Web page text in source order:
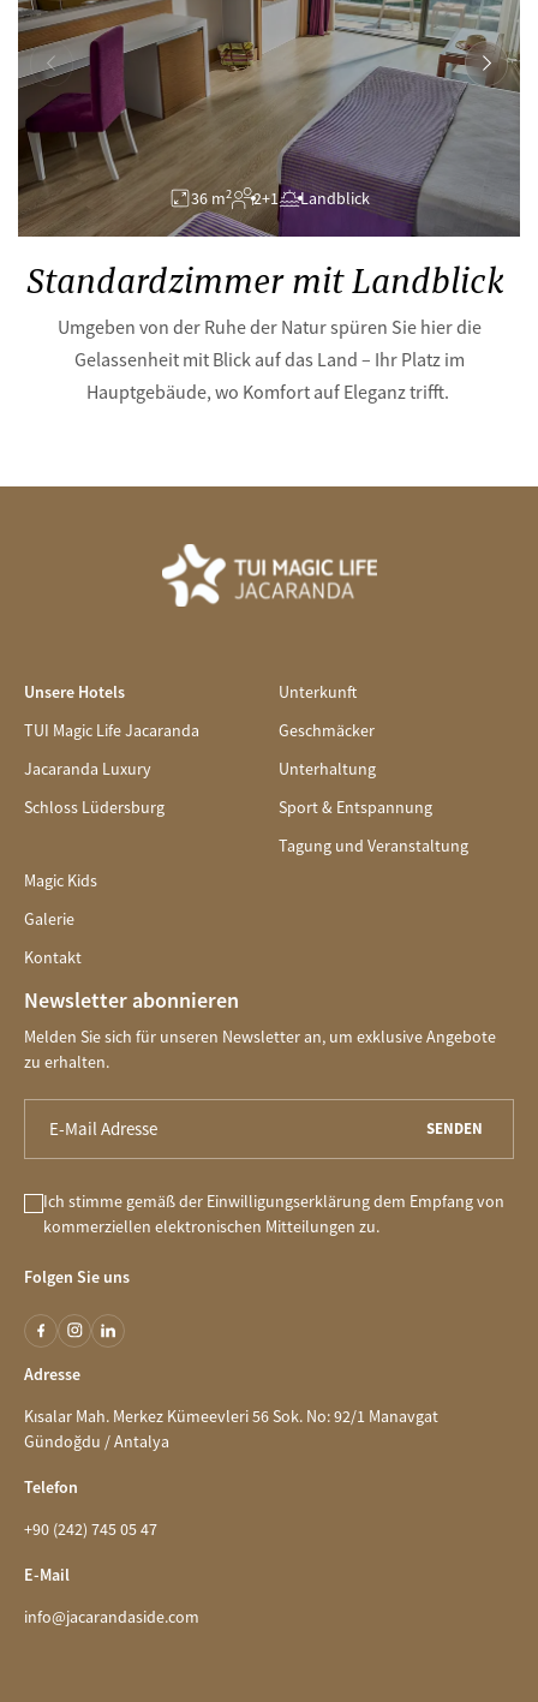
36 m2 2+1 Landblick
Standardzimmer mit Landblick
Umgeben von der Ruhe der Natur spüren Sie hier die
Gelassenheit mit Blick auf das Land – Ihr Platz im
Hauptgebäude, wo Komfort auf Eleganz trifft.
Unsere Hotels
TUI Magic Life Jacaranda
Jacaranda Luxury
Schloss Lüdersburg
Unterkunft
Geschmäcker
Unterhaltung
Sport & Entspannung
Tagung und Veranstaltung
Magic Kids
Galerie
Kontakt
Newsletter abonnieren
Melden Sie sich für unseren Newsletter an, um exklusive Angebote
zu erhalten.
SENDEN
Ich stimme gemäß der Einwilligungserklärung dem Empfang von
kommerziellen elektronischen Mitteilungen zu.
Folgen Sie uns
Adresse
Kısalar Mah. Merkez Kümeevleri 56 Sok. No: 92/1 Manavgat
Gündoğdu / Antalya
Telefon
+90 (242) 745 05 47
E-Mail
info@jacarandaside.com